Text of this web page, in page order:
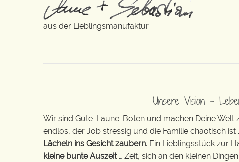
aus der Lieblingsmanufaktur
Unsere Vision –
Wir sind Gute-Laune-Boten und machen Deine
endlos, der Job stressig und die Familie chaotisch ist
Lächeln ins Gesicht zaubern. Ein Lieblingsstück zur
kleine bunte Auszeit… Zeit, sich an den kleinen